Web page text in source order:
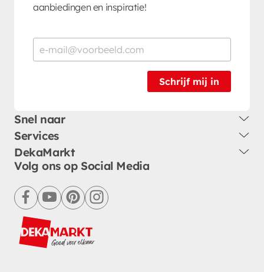
aanbiedingen en inspiratie!
Schrijf mij in
Snel naar
Services
DekaMarkt
Volg ons op Social Media
facebookyoutubepinterestinstagram